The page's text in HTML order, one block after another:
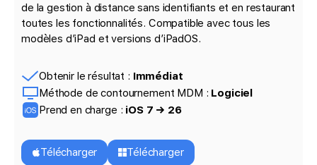
de la gestion à distance sans identifiants et en restaurant
toutes les fonctionnalités. Compatible avec tous les
modèles d’iPad et versions d’iPadOS.
Obtenir le résultat : Immédiat
Méthode de contournement MDM : Logiciel
Prend en charge : iOS 7 → 26
Télécharger Télécharger